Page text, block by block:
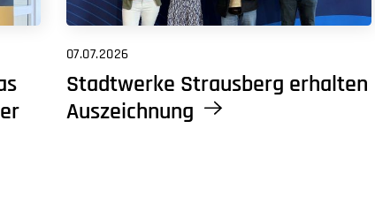
07.07.2026
Stadtwerke Strausberg erhalten
Auszeichnung